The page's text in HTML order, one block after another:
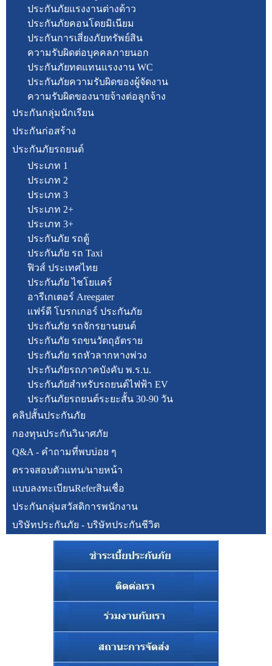
ประกันภัยแรงงานต่างด้าว
ประกันภัยคอนโดยมิเนียม
ประกันการเสี่ยงภัยทรัพย์สิน
ความรับผิดต่อบุคคลภายนอก
ประกันภัยทดแทนแรงงาน WC
ประกันภัยความรับผิดของผู้จัดงาน
ความรับผิดของนายจ้างต่อลูกจ้าง
ประกันกลุ่มนักเรียน
ประกันก่อสร้าง
ประกันภัยรถยนต์
ประเภท 1
ประเภท 2
ประเภท 3
ประเภท 2+
ประเภท 3+
ประกันภัย รถตู้
ประกันภัย รถ Taxi
ฟิวส์ ประเทศไทย
ประกันภัย ไชโยแคร์
อารีเกเตอร์ Areegater
แฟร์ดี โบรกเกอร์ ประกันภัย
ประกันภัย รถจักรยานยนต์
ประกันภัย รถขนวัตถุอัตราย
ประกันภัย รถหัวลากหางพ่วง
ประกันภัยรถภาคบังคับ พ.ร.บ.
ประกันภัยสำหรับรถยนต์ไฟฟ้า EV
ประกันภัยรถยนต์ระยะสั้น 30-90 วัน
คลิปสั้นประกันภัย
กองทุนประกันวินาศภัย
Q&A - คำถามที่พบบ่อย ๆ
ตรวจสอบตัวแทน/นายหน้า
แบบลงทะเบียนReferสินเชื่อ
ประกันกลุ่มสวัสดิการพนักงาน
บริษัทประกันภัย - บริษัทประกันชีวิต